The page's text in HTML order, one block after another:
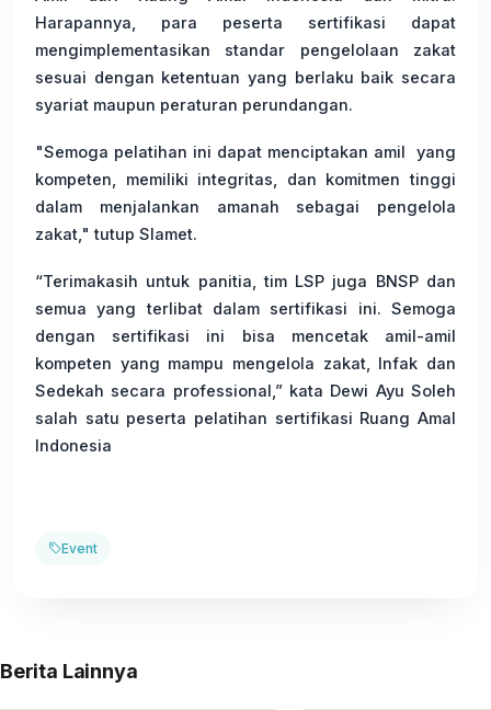
Harapannya, para peserta sertifikasi dapat
mengimplementasikan standar pengelolaan zakat
sesuai dengan ketentuan yang berlaku baik secara
syariat maupun peraturan perundangan.
"Semoga pelatihan ini dapat menciptakan amil yang
kompeten, memiliki integritas, dan komitmen tinggi
dalam menjalankan amanah sebagai pengelola
zakat," tutup Slamet.
“Terimakasih untuk panitia, tim LSP juga BNSP dan
semua yang terlibat dalam sertifikasi ini. Semoga
dengan sertifikasi ini bisa mencetak amil-amil
kompeten yang mampu mengelola zakat, Infak dan
Sedekah secara professional,” kata Dewi Ayu Soleh
salah satu peserta pelatihan sertifikasi Ruang Amal
Indonesia
Event
Berita Lainnya